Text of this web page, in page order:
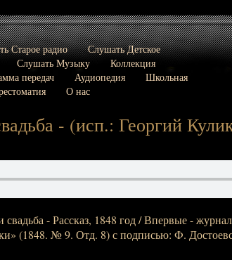
Старое радио
Слушать Детское
Слушать Музыку
Коллекция
передач
Аудиопедия
Школьная
О нас
- (исп.: Георгий
свадьба - Рассказ, 1848 год / Впервые -
(1848. № 9. Отд. 8) с подписью: Ф.